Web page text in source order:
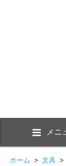
メニ
ホーム > 文具 >